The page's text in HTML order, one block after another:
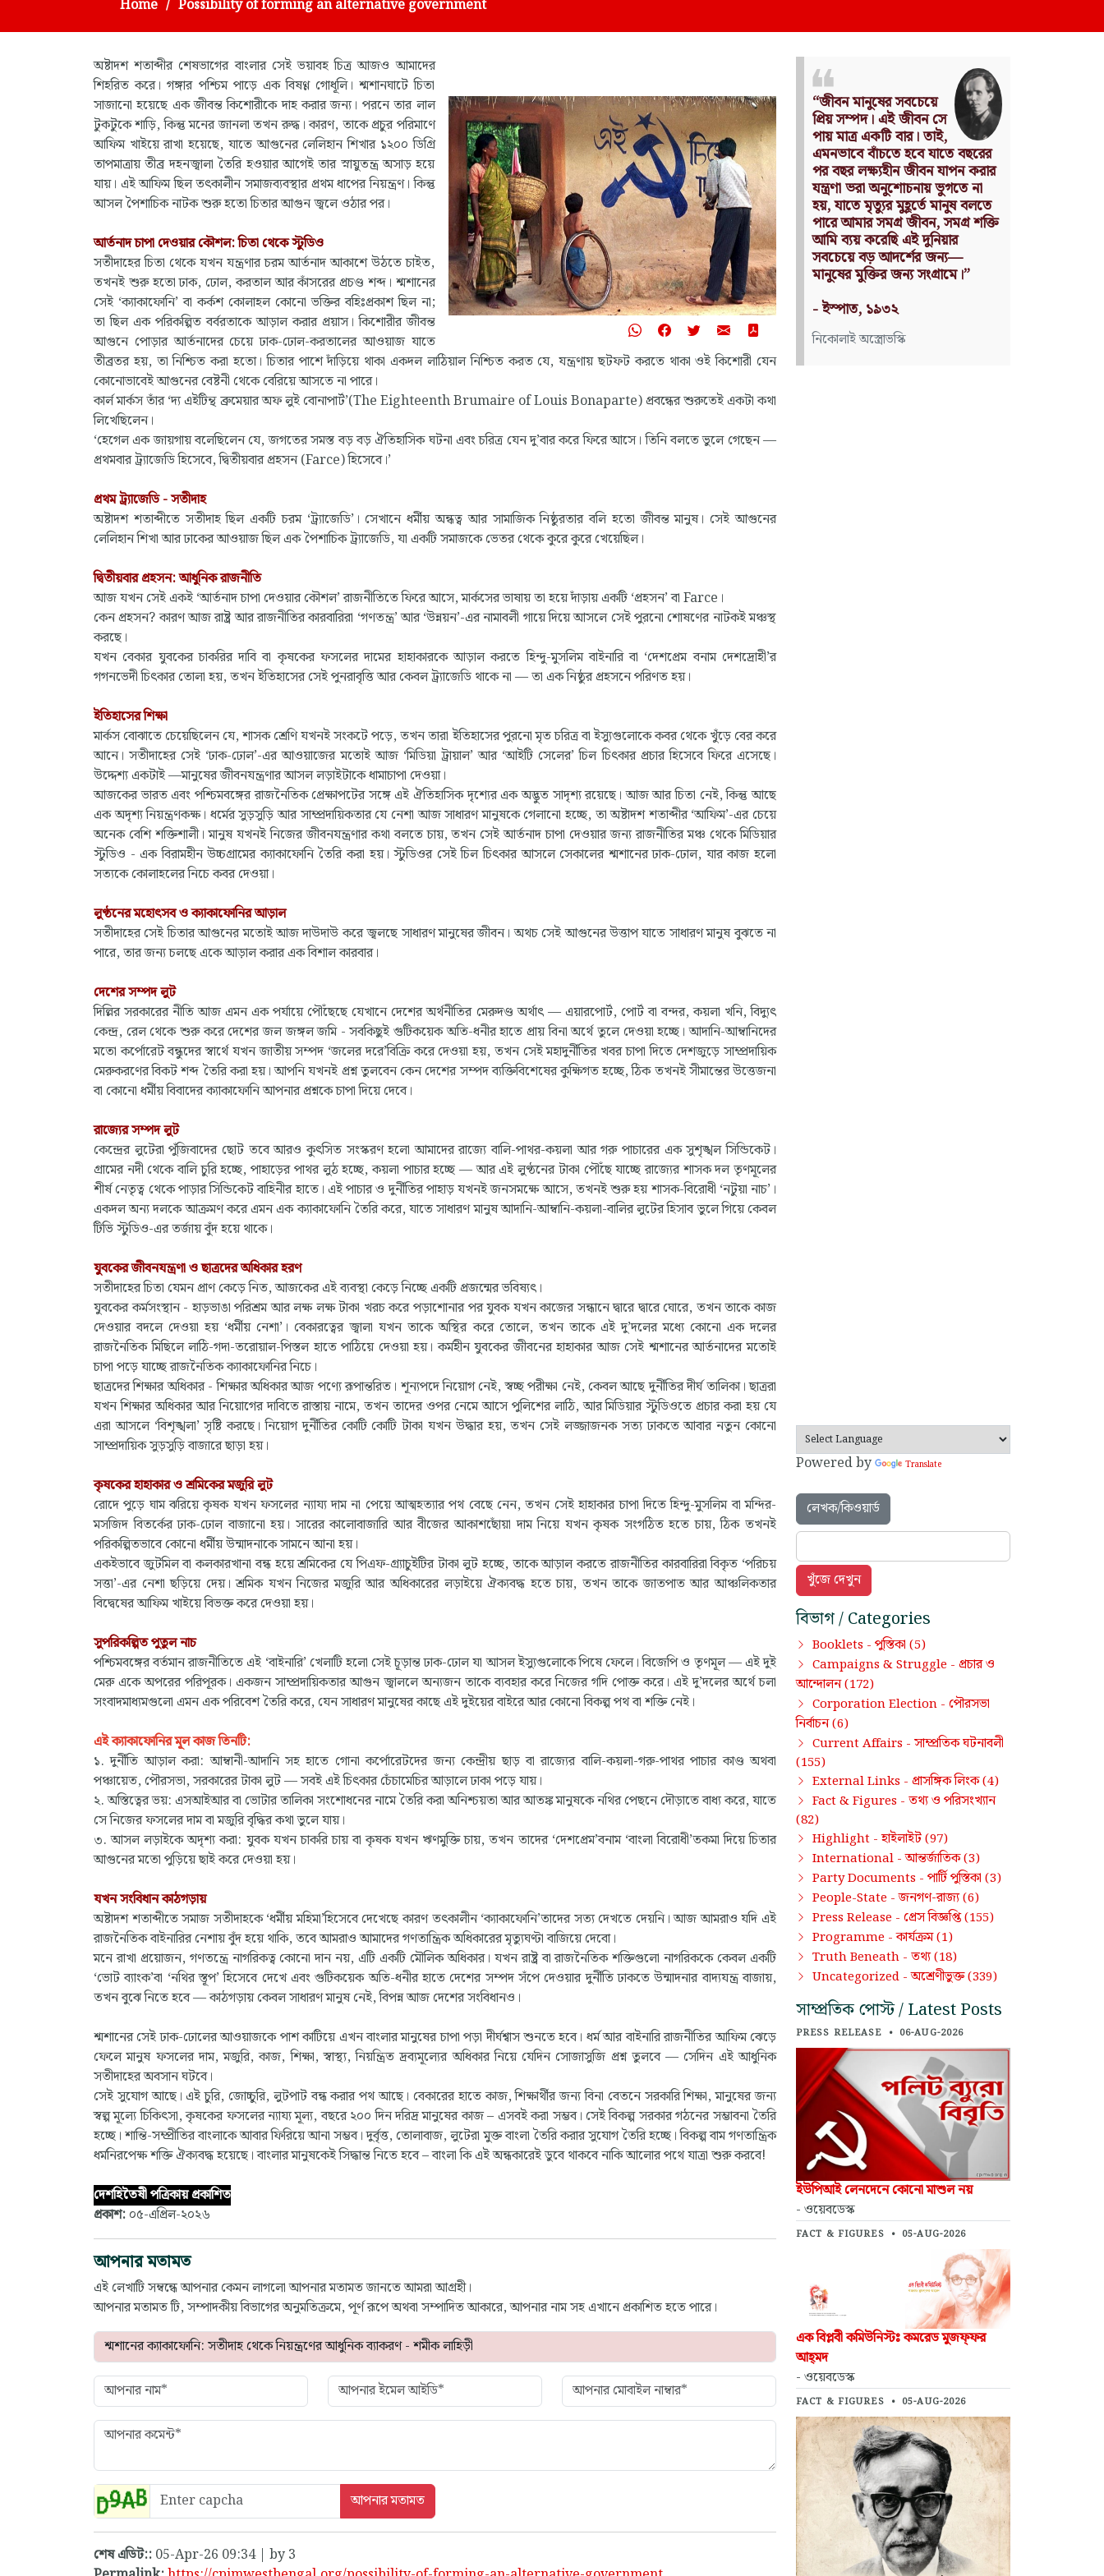
Home Possibility of forming an alternative government
অষ্টাদশ শতাব্দীর শেষভাগের বাংলার সেই ভয়াবহ চিত্র আজও আমাদের
শিহরিত করে। গঙ্গার পশ্চিম পাড়ে এক বিষণ্ণ গোধূলি। শ্মশানঘাটে চিতা
সাজানো হয়েছে এক জীবন্ত কিশোরীকে দাহ করার জন্য। পরনে তার লাল
টুকটুকে শাড়ি, কিন্তু মনের জানলা তখন রুদ্ধ। কারণ, তাকে প্রচুর পরিমাণে
আফিম খাইয়ে রাখা হয়েছে, যাতে আগুনের লেলিহান শিখার ১২০০ ডিগ্রি
তাপমাত্রায় তীব্র দহনজ্বালা তৈরি হওয়ার আগেই তার স্নায়ুতন্ত্র অসাড় হয়ে
যায়। এই আফিম ছিল তৎকালীন সমাজব্যবস্থার প্রথম ধাপের নিয়ন্ত্রণ। কিন্তু
আসল পৈশাচিক নাটক শুরু হতো চিতার আগুন জ্বলে ওঠার পর।
আর্তনাদ চাপা দেওয়ার কৌশল: চিতা থেকে স্টুডিও
সতীদাহের চিতা থেকে যখন যন্ত্রণার চরম আর্তনাদ আকাশে উঠতে চাইত,
তখনই শুরু হতো ঢাক, ঢোল, করতাল আর কাঁসরের প্রচণ্ড শব্দ। শ্মশানের
সেই ‘ক্যাকাফোনি’ বা কর্কশ কোলাহল কোনো ভক্তির বহিঃপ্রকাশ ছিল না;
তা ছিল এক পরিকল্পিত বর্বরতাকে আড়াল করার প্রয়াস। কিশোরীর জীবন্ত
আগুনে পোড়ার আর্তনাদের চেয়ে ঢাক-ঢোল-করতালের আওয়াজ যাতে
তীব্রতর হয়, তা নিশ্চিত করা হতো। চিতার পাশে দাঁড়িয়ে থাকা একদল লাঠিয়াল নিশ্চিত করত যে, যন্ত্রণায় ছটফট করতে থাকা ওই কিশোরী যেন
কোনোভাবেই আগুনের বেষ্টনী থেকে বেরিয়ে আসতে না পারে।
কার্ল মার্কস তাঁর ‘দ্য এইটিন্থ ব্রুমেয়ার অফ লুই বোনাপার্ট’(The Eighteenth Brumaire of Louis Bonaparte) প্রবন্ধের শুরুতেই একটা কথা
লিখেছিলেন।
‘হেগেল এক জায়গায় বলেছিলেন যে, জগতের সমস্ত বড় বড় ঐতিহাসিক ঘটনা এবং চরিত্র যেন দু’বার করে ফিরে আসে। তিনি বলতে ভুলে গেছেন —
প্রথমবার ট্র্যাজেডি হিসেবে, দ্বিতীয়বার প্রহসন (Farce) হিসেবে।’
প্রথম ট্র্যাজেডি - সতীদাহ
অষ্টাদশ শতাব্দীতে সতীদাহ ছিল একটি চরম ‘ট্র্যাজেডি’। সেখানে ধর্মীয় অন্ধত্ব আর সামাজিক নিষ্ঠুরতার বলি হতো জীবন্ত মানুষ। সেই আগুনের
লেলিহান শিখা আর ঢাকের আওয়াজ ছিল এক পৈশাচিক ট্র্যাজেডি, যা একটি সমাজকে ভেতর থেকে কুরে কুরে খেয়েছিল।
দ্বিতীয়বার প্রহসন: আধুনিক রাজনীতি
আজ যখন সেই একই ‘আর্তনাদ চাপা দেওয়ার কৌশল’ রাজনীতিতে ফিরে আসে, মার্কসের ভাষায় তা হয়ে দাঁড়ায় একটি ‘প্রহসন’ বা Farce।
কেন প্রহসন? কারণ আজ রাষ্ট্র আর রাজনীতির কারবারিরা ‘গণতন্ত্র’ আর ‘উন্নয়ন’-এর নামাবলী গায়ে দিয়ে আসলে সেই পুরনো শোষণের নাটকই মঞ্চস্থ
করছে।
যখন বেকার যুবকের চাকরির দাবি বা কৃষকের ফসলের দামের হাহাকারকে আড়াল করতে হিন্দু-মুসলিম বাইনারি বা ‘দেশপ্রেম বনাম দেশদ্রোহী’র
গগনভেদী চিৎকার তোলা হয়, তখন ইতিহাসের সেই পুনরাবৃত্তি আর কেবল ট্র্যাজেডি থাকে না — তা এক নিষ্ঠুর প্রহসনে পরিণত হয়।
ইতিহাসের শিক্ষা
মার্কস বোঝাতে চেয়েছিলেন যে, শাসক শ্রেণি যখনই সংকটে পড়ে, তখন তারা ইতিহাসের পুরনো মৃত চরিত্র বা ইস্যুগুলোকে কবর থেকে খুঁড়ে বের করে
আনে। সতীদাহের সেই ‘ঢাক-ঢোল’-এর আওয়াজের মতোই আজ ‘মিডিয়া ট্রায়াল’ আর ‘আইটি সেলের’ চিল চিৎকার প্রচার হিসেবে ফিরে এসেছে।
উদ্দেশ্য একটাই —মানুষের জীবনযন্ত্রণার আসল লড়াইটাকে ধামাচাপা দেওয়া।
আজকের ভারত এবং পশ্চিমবঙ্গের রাজনৈতিক প্রেক্ষাপটের সঙ্গে এই ঐতিহাসিক দৃশ্যের এক অদ্ভুত সাদৃশ্য রয়েছে। আজ আর চিতা নেই, কিন্তু আছে
এক অদৃশ্য নিয়ন্ত্রণকক্ষ। ধর্মের সুড়সুড়ি আর সাম্প্রদায়িকতার যে নেশা আজ সাধারণ মানুষকে গেলানো হচ্ছে, তা অষ্টাদশ শতাব্দীর ‘আফিম’-এর চেয়ে
অনেক বেশি শক্তিশালী। মানুষ যখনই নিজের জীবনযন্ত্রণার কথা বলতে চায়, তখন সেই আর্তনাদ চাপা দেওয়ার জন্য রাজনীতির মঞ্চ থেকে মিডিয়ার
স্টুডিও - এক বিরামহীন উচ্চগ্রামের ক্যাকাফোনি তৈরি করা হয়। স্টুডিওর সেই চিল চিৎকার আসলে সেকালের শ্মশানের ঢাক-ঢোল, যার কাজ হলো
সত্যকে কোলাহলের নিচে কবর দেওয়া।
লুণ্ঠনের মহোৎসব ও ক্যাকাফোনির আড়াল
সতীদাহের সেই চিতার আগুনের মতোই আজ দাউদাউ করে জ্বলছে সাধারণ মানুষের জীবন। অথচ সেই আগুনের উত্তাপ যাতে সাধারণ মানুষ বুঝতে না
পারে, তার জন্য চলছে একে আড়াল করার এক বিশাল কারবার।
দেশের সম্পদ লুট
দিল্লির সরকারের নীতি আজ এমন এক পর্যায়ে পৌঁছেছে যেখানে দেশের অর্থনীতির মেরুদণ্ড অর্থাৎ — এয়ারপোর্ট, পোর্ট বা বন্দর, কয়লা খনি, বিদ্যুৎ
কেন্দ্র, রেল থেকে শুরু করে দেশের জল জঙ্গল জমি - সবকিছুই গুটিকয়েক অতি-ধনীর হাতে প্রায় বিনা অর্থে তুলে দেওয়া হচ্ছে। আদানি-আম্বানিদের
মতো কর্পোরেট বন্ধুদের স্বার্থে যখন জাতীয় সম্পদ ‘জলের দরে’বিক্রি করে দেওয়া হয়, তখন সেই মহাদুর্নীতির খবর চাপা দিতে দেশজুড়ে সাম্প্রদায়িক
মেরুকরণের বিকট শব্দ তৈরি করা হয়। আপনি যখনই প্রশ্ন তুলবেন কেন দেশের সম্পদ ব্যক্তিবিশেষের কুক্ষিগত হচ্ছে, ঠিক তখনই সীমান্তের উত্তেজনা
বা কোনো ধর্মীয় বিবাদের ক্যাকাফোনি আপনার প্রশ্নকে চাপা দিয়ে দেবে।
রাজ্যের সম্পদ লুট
কেন্দ্রের লুটেরা পুঁজিবাদের ছোট তবে আরও কুৎসিত সংস্করণ হলো আমাদের রাজ্যে বালি-পাথর-কয়লা আর গরু পাচারের এক সুশৃঙ্খল সিন্ডিকেট।
গ্রামের নদী থেকে বালি চুরি হচ্ছে, পাহাড়ের পাথর লুঠ হচ্ছে, কয়লা পাচার হচ্ছে — আর এই লুণ্ঠনের টাকা পৌঁছে যাচ্ছে রাজ্যের শাসক দল তৃণমূলের
শীর্ষ নেতৃত্ব থেকে পাড়ার সিন্ডিকেট বাহিনীর হাতে। এই পাচার ও দুর্নীতির পাহাড় যখনই জনসমক্ষে আসে, তখনই শুরু হয় শাসক-বিরোধী ‘নটুয়া নাচ’।
একদল অন্য দলকে আক্রমণ করে এমন এক ক্যাকাফোনি তৈরি করে, যাতে সাধারণ মানুষ আদানি-আম্বানি-কয়লা-বালির লুটের হিসাব ভুলে গিয়ে কেবল
টিভি স্টুডিও-এর তর্জায় বুঁদ হয়ে থাকে।
যুবকের জীবনযন্ত্রণা ও ছাত্রদের অধিকার হরণ
সতীদাহের চিতা যেমন প্রাণ কেড়ে নিত, আজকের এই ব্যবস্থা কেড়ে নিচ্ছে একটি প্রজন্মের ভবিষ্যৎ।
যুবকের কর্মসংস্থান - হাড়ভাঙা পরিশ্রম আর লক্ষ লক্ষ টাকা খরচ করে পড়াশোনার পর যুবক যখন কাজের সন্ধানে দ্বারে দ্বারে ঘোরে, তখন তাকে কাজ
দেওয়ার বদলে দেওয়া হয় ‘ধর্মীয় নেশা’। বেকারত্বের জ্বালা যখন তাকে অস্থির করে তোলে, তখন তাকে এই দু’দলের মধ্যে কোনো এক দলের
রাজনৈতিক মিছিলে লাঠি-গদা-তরোয়াল-পিস্তল হাতে পাঠিয়ে দেওয়া হয়। কর্মহীন যুবকের জীবনের হাহাকার আজ সেই শ্মশানের আর্তনাদের মতোই
চাপা পড়ে যাচ্ছে রাজনৈতিক ক্যাকাফোনির নিচে।
ছাত্রদের শিক্ষার অধিকার - শিক্ষার অধিকার আজ পণ্যে রূপান্তরিত। শূন্যপদে নিয়োগ নেই, স্বচ্ছ পরীক্ষা নেই, কেবল আছে দুর্নীতির দীর্ঘ তালিকা। ছাত্ররা
যখন শিক্ষার অধিকার আর নিয়োগের দাবিতে রাস্তায় নামে, তখন তাদের ওপর নেমে আসে পুলিশের লাঠি, আর মিডিয়ার স্টুডিওতে প্রচার করা হয় যে
এরা আসলে ‘বিশৃঙ্খলা’ সৃষ্টি করছে। নিয়োগ দুর্নীতির কোটি কোটি টাকা যখন উদ্ধার হয়, তখন সেই লজ্জাজনক সত্য ঢাকতে আবার নতুন কোনো
সাম্প্রদায়িক সুড়সুড়ি বাজারে ছাড়া হয়।
কৃষকের হাহাকার ও শ্রমিকের মজুরি লুট
রোদে পুড়ে ঘাম ঝরিয়ে কৃষক যখন ফসলের ন্যায্য দাম না পেয়ে আত্মহত্যার পথ বেছে নেন, তখন সেই হাহাকার চাপা দিতে হিন্দু-মুসলিম বা মন্দির-
মসজিদ বিতর্কের ঢাক-ঢোল বাজানো হয়। সারের কালোবাজারি আর বীজের আকাশছোঁয়া দাম নিয়ে যখন কৃষক সংগঠিত হতে চায়, ঠিক তখনই
পরিকল্পিতভাবে কোনো ধর্মীয় উন্মাদনাকে সামনে আনা হয়।
একইভাবে জুটমিল বা কলকারখানা বন্ধ হয়ে শ্রমিকের যে পিএফ-গ্র্যাচুইটির টাকা লুট হচ্ছে, তাকে আড়াল করতে রাজনীতির কারবারিরা বিকৃত ‘পরিচয়
সত্তা’-এর নেশা ছড়িয়ে দেয়। শ্রমিক যখন নিজের মজুরি আর অধিকারের লড়াইয়ে ঐক্যবদ্ধ হতে চায়, তখন তাকে জাতপাত আর আঞ্চলিকতার
বিদ্বেষের আফিম খাইয়ে বিভক্ত করে দেওয়া হয়।
সুপরিকল্পিত পুতুল নাচ
পশ্চিমবঙ্গের বর্তমান রাজনীতিতে এই ‘বাইনারি’ খেলাটি হলো সেই চূড়ান্ত ঢাক-ঢোল যা আসল ইস্যুগুলোকে পিষে ফেলে। বিজেপি ও তৃণমূল — এই দুই
মেরু একে অপরের পরিপূরক। একজন সাম্প্রদায়িকতার আগুন জ্বাললে অন্যজন তাকে ব্যবহার করে নিজের গদি পোক্ত করে। এই দু’দলের অর্থে চলা
সংবাদমাধ্যমগুলো এমন এক পরিবেশ তৈরি করে, যেন সাধারণ মানুষের কাছে এই দুইয়ের বাইরে আর কোনো বিকল্প পথ বা শক্তি নেই।
এই ক্যাকাফোনির মূল কাজ তিনটি:
১. দুর্নীতি আড়াল করা: আম্বানী-আদানি সহ হাতে গোনা কর্পোরেটদের জন্য কেন্দ্রীয় ছাড় বা রাজ্যের বালি-কয়লা-গরু-পাথর পাচার কাণ্ড অথবা
পঞ্চায়েত, পৌরসভা, সরকারের টাকা লুট — সবই এই চিৎকার চেঁচামেচির আড়ালে ঢাকা পড়ে যায়।
২. অস্তিত্বের ভয়: এসআইআর বা ভোটার তালিকা সংশোধনের নামে তৈরি করা অনিশ্চয়তা আর আতঙ্ক মানুষকে নথির পেছনে দৌড়াতে বাধ্য করে, যাতে
সে নিজের ফসলের দাম বা মজুরি বৃদ্ধির কথা ভুলে যায়।
৩. আসল লড়াইকে অদৃশ্য করা: যুবক যখন চাকরি চায় বা কৃষক যখন ঋণমুক্তি চায়, তখন তাদের ‘দেশপ্রেম’বনাম ‘বাংলা বিরোধী’তকমা দিয়ে চিতার
আগুনের মতো পুড়িয়ে ছাই করে দেওয়া হয়।
যখন সংবিধান কাঠগড়ায়
অষ্টাদশ শতাব্দীতে সমাজ সতীদাহকে ‘ধর্মীয় মহিমা’হিসেবে দেখেছে কারণ তৎকালীন ‘ক্যাকাফোনি’তাদের সত্য দেখতে দেয়নি। আজ আমরাও যদি এই
রাজনৈতিক বাইনারির নেশায় বুঁদ হয়ে থাকি, তবে আমরাও আমাদের গণতান্ত্রিক অধিকারের মৃত্যুঘণ্টা বাজিয়ে দেবো।
মনে রাখা প্রয়োজন, গণতন্ত্রে নাগরিকত্ব কোনো দান নয়, এটি একটি মৌলিক অধিকার। যখন রাষ্ট্র বা রাজনৈতিক শক্তিগুলো নাগরিককে কেবল একটি
‘ভোট ব্যাংক’বা ‘নথির স্তূপ’ হিসেবে দেখে এবং গুটিকয়েক অতি-ধনীর হাতে দেশের সম্পদ সঁপে দেওয়ার দুর্নীতি ঢাকতে উন্মাদনার বাদ্যযন্ত্র বাজায়,
তখন বুঝে নিতে হবে — কাঠগড়ায় কেবল সাধারণ মানুষ নেই, বিপন্ন আজ দেশের সংবিধানও।
শ্মশানের সেই ঢাক-ঢোলের আওয়াজকে পাশ কাটিয়ে এখন বাংলার মানুষের চাপা পড়া দীর্ঘশ্বাস শুনতে হবে। ধর্ম আর বাইনারি রাজনীতির আফিম ঝেড়ে
ফেলে মানুষ ফসলের দাম, মজুরি, কাজ, শিক্ষা, স্বাস্থ্য, নিয়ন্ত্রিত দ্রব্যমূল্যের অধিকার নিয়ে যেদিন সোজাসুজি প্রশ্ন তুলবে — সেদিন এই আধুনিক
সতীদাহের অবসান ঘটবে।
সেই সুযোগ আছে। এই চুরি, জোচ্চুরি, লুটপাট বন্ধ করার পথ আছে। বেকারের হাতে কাজ, শিক্ষার্থীর জন্য বিনা বেতনে সরকারি শিক্ষা, মানুষের জন্য
স্বল্প মূল্যে চিকিৎসা, কৃষকের ফসলের ন্যায্য মূল্য, বছরে ২০০ দিন দরিদ্র মানুষের কাজ – এসবই করা সম্ভব। সেই বিকল্প সরকার গঠনের সম্ভাবনা তৈরি
হচ্ছে। শান্তি-সম্প্রীতির বাংলাকে আবার ফিরিয়ে আনা সম্ভব। দুর্বৃত্ত, তোলাবাজ, লুটেরা মুক্ত বাংলা তৈরি করার সুযোগ তৈরি হচ্ছে। বিকল্প বাম গণতান্ত্রিক
ধর্মনিরপেক্ষ শক্তি ঐক্যবদ্ধ হয়েছে। বাংলার মানুষকেই সিদ্ধান্ত নিতে হবে – বাংলা কি এই অন্ধকারেই ডুবে থাকবে নাকি আলোর পথে যাত্রা শুরু করবে!
দেশহিতৈষী পত্রিকায় প্রকাশিত
প্রকাশ: ০৫-এপ্রিল-২০২৬
আপনার মতামত
এই লেখাটি সম্বন্ধে আপনার কেমন লাগলো আপনার মতামত জানতে আমরা আগ্রহী।
আপনার মতামত টি, সম্পাদকীয় বিভাগের অনুমতিক্রমে, পূর্ণ রূপে অথবা সম্পাদিত আকারে, আপনার নাম সহ এখানে প্রকাশিত হতে পারে।
শেষ এডিট:: 05-Apr-26 09:34 | by 3
Nothing can have value
without being an object of
utility.
Source: Das Kapital
(Volume I, Chapter 1)
কার্ল মার্কস
Powered by Translate
লেখক/কিওয়ার্ড
বিভাগ / Categories
Booklets - পুস্তিকা (5)
Campaigns & Struggle - প্রচার ও
আন্দোলন(172)
Corporation Election - পৌরসভা
নির্বাচন(6)
Current Affairs - সাম্প্রতিক ঘটনাবলী
(155)
External Links - প্রাসঙ্গিক লিংক(4)
Fact & Figures - তথ্য ও পরিসংখ্যান
(82)
Highlight -হাইলাইট(97)
International -আন্তর্জাতিক(3)
Party Documents - পার্টি পুস্তিকা (3)
People-State -জনগণ-রাজ্য(6)
Press Release - প্রেস বিজ্ঞপ্তি(155)
Programme -কার্যক্রম(1)
Truth Beneath - তথ্য(18)
Uncategorized -অশ্রেণীভুক্ত(339)
সাম্প্রতিক পোস্ট / Latest Posts
PRESS RELEASE • 06-AUG-2026
ইউপিআই লেনদেনে কোনো মাশুল নয়
- ওয়েবডেস্ক
FACT & FIGURES • 05-AUG-2026
এক বিপ্লবী কমিউনিস্টঃ কমরেড মুজফ্‌ফর
আহ্‌মদ
- ওয়েবডেস্ক
FACT & FIGURES • 05-AUG-2026